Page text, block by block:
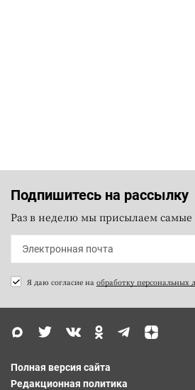
Подпишитесь на рассылку
Раз в неделю мы присылаем самые
Я даю согласие на обработку персональных
Полная версия сайта
Редакционная политика